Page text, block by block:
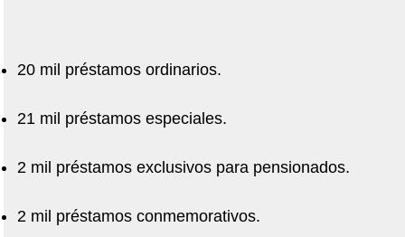
20 mil préstamos ordinarios.
21 mil préstamos especiales.
2 mil préstamos exclusivos para pensionados.
2 mil préstamos conmemorativos.